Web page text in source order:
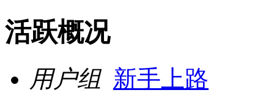
活跃概况
用户组 新手上路